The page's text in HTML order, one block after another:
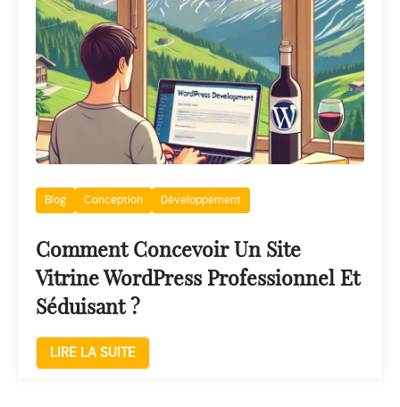
Blog Conception Développement
Comment Concevoir Un Site
Vitrine WordPress Professionnel Et
Séduisant ?
LIRE LA SUITE